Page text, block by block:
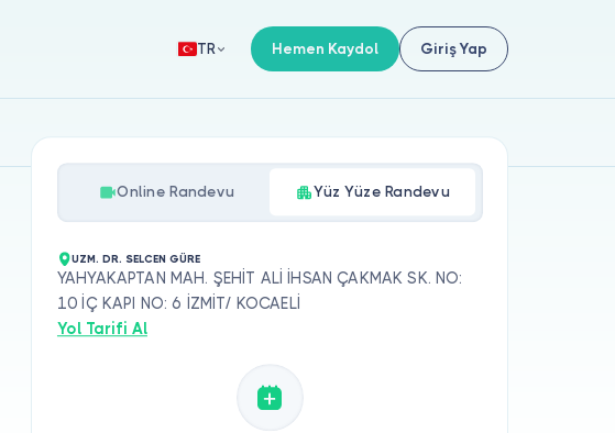
TR Hemen Kaydol Giriş Yap
Online Randevu Yüz Yüze Randevu
UZM. DR. SELCEN GÜRE
YAHYAKAPTAN MAH. ŞEHİT ALİ İHSAN ÇAKMAK SK. NO:
10 İÇ KAPI NO: 6 İZMİT/ KOCAELİ
Yol Tarifi Al